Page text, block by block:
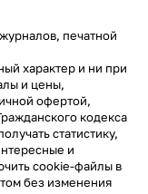
печатной
характер и ни при
и цены,
офертой,
кодекса
статистику,
и
cookie-файлы в
без изменения